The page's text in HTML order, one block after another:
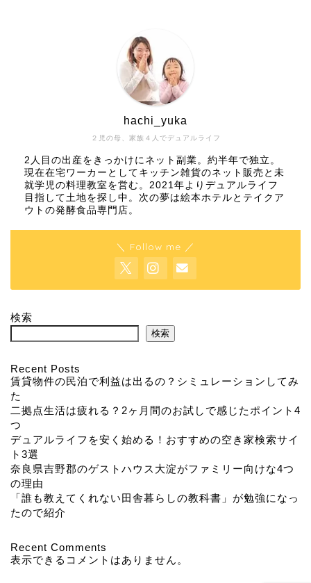
２児の母、家族４人でデュアルライフ
hachi_yuka
2人目の出産をきっかけにネット副業。約半年で独立。
現在在宅ワーカーとしてキッチン雑貨のネット販売と未
就学児の料理教室を営む。2021年よりデュアルライフ
目指して土地を探し中。次の夢は絵本ホテルとテイクア
ウトの発酵食品専門店。
＼ Follow me ／
検索
検索
Recent Posts
賃貸物件の民泊で利益は出るの？シミュレーションしてみ
た
二拠点生活は疲れる？2ヶ月間のお試しで感じたポイント4
つ
デュアルライフを安く始める！おすすめの空き家検索サイ
ト3選
奈良県吉野郡のゲストハウス大淀がファミリー向けな4つ
の理由
「誰も教えてくれない田舎暮らしの教科書」が勉強になっ
たので紹介
Recent Comments
表示できるコメントはありません。